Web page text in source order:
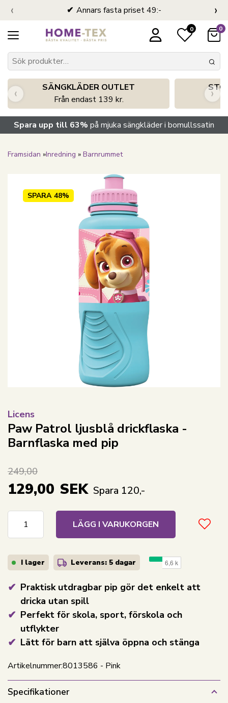
Annars fasta priset 49:-
‹ ›
0 0
SÄNGKLÄDER OUTLET
Från endast 139 kr.
‹ ›
Spara upp till 63% på mjuka sängkläder i bomullssatin
Framsidan »Inredning » Barnrummet
SPARA 48%
Licens
Paw Patrol ljusblå drickflaska -
Barnflaska med pip
Praktisk utdragbar pip gör det enkelt att
dricka utan spill
Perfekt för skola, sport, förskola och
utflykter
Lätt för barn att själva öppna och stänga
249,00
129,00 SEK Spara 120,-
LÄGG I VARUKORGEN
I lager Leverans: 5 dagar
Artikelnummer:8013586 - Pink
Specifikationer